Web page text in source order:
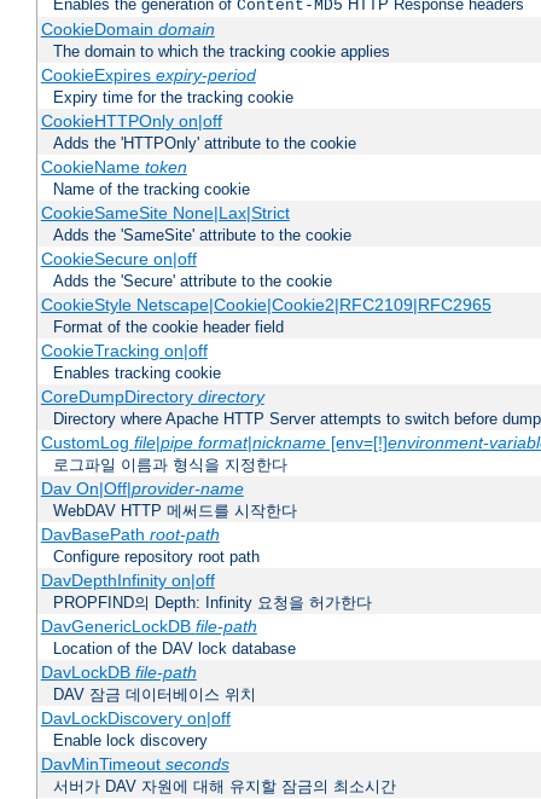
Enables the generation of Content-MD5 HTTP Response headers
CookieDomain domain
The domain to which the tracking cookie applies
CookieExpires expiry-period
Expiry time for the tracking cookie
CookieHTTPOnly on|off
Adds the 'HTTPOnly' attribute to the cookie
CookieName token
Name of the tracking cookie
CookieSameSite None|Lax|Strict
Adds the 'SameSite' attribute to the cookie
CookieSecure on|off
Adds the 'Secure' attribute to the cookie
CookieStyle Netscape|Cookie|Cookie2|RFC2109|RFC2965
Format of the cookie header field
CookieTracking on|off
Enables tracking cookie
CoreDumpDirectory directory
Directory where Apache HTTP Server attempts to switch before
CustomLog file|pipe format|nickname[env=[!]environment-
로그파일 이름과 형식을 지정한다
Dav On|Off|provider-name
WebDAV HTTP 메써드를 시작한다
DavBasePath root-path
Configure repository root path
DavDepthInfinity on|off
PROPFIND의 Depth: Infinity 요청을 허가한다
DavGenericLockDB file-path
Location of the DAV lock database
DavLockDB file-path
DAV 잠금 데이터베이스 위치
DavLockDiscovery on|off
Enable lock discovery
DavMinTimeout seconds
서버가 DAV 자원에 대해 유지할 잠금의 최소시간